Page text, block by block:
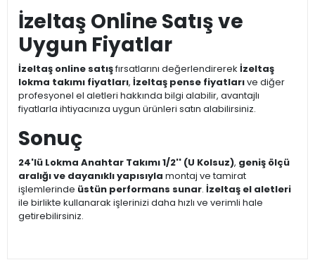
İzeltaş Online Satış ve
Uygun Fiyatlar
İzeltaş online satışfırsatlarını değerlendirerek İzeltaş
lokma takımı fiyatları, İzeltaş pense fiyatlarıve diğer
profesyonel el aletleri hakkında bilgi alabilir, avantajlı
fiyatlarla ihtiyacınıza uygun ürünleri satın alabilirsiniz.
Sonuç
24'lü Lokma Anahtar Takımı 1/2'' (U Kolsuz), geniş ölçü
aralığı ve dayanıklı yapısıyla montaj ve tamirat
işlemlerinde üstün performans sunar. İzeltaş el aletleri
ile birlikte kullanarak işlerinizi daha hızlı ve verimli hale
getirebilirsiniz.